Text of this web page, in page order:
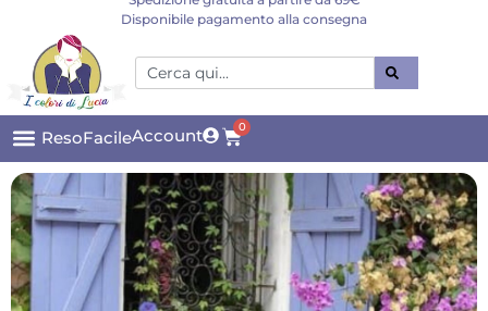
Disponibile pagamento alla consegna
ResoFacileAccount 0